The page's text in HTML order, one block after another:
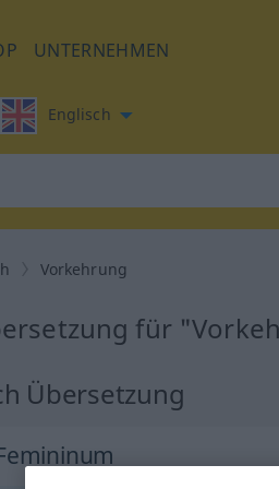
UNTERNEHMEN
Englisch
Vorkehrung
für
Übersetzung